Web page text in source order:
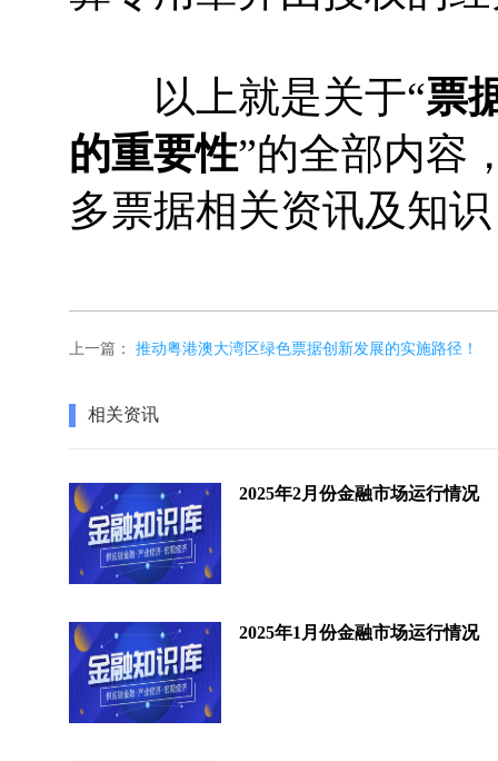
以上就是关于“票
的重要性”的全部内容
多票据相关资讯及知
上一篇： 推动粤港澳大湾区绿色票据创新发展的实施路径！
相关资讯
2025年2月份金融市场运行情况
2025年1月份金融市场运行情况